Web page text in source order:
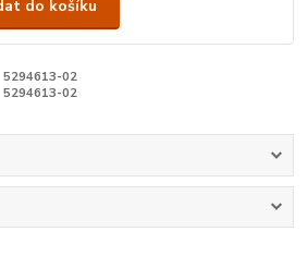
do košíku
5294613-02
5294613-02